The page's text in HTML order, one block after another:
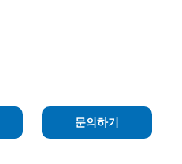
문의하기